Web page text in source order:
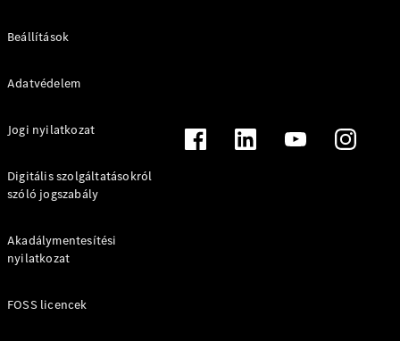
Beállítások
Adatvédelem
Jogi nyilatkozat
Digitális szolgáltatásokról
szóló jogszabály
Akadálymentesítési
nyilatkozat
FOSS licencek